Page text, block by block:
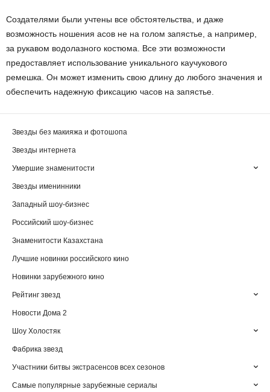
Создателями были учтены все обстоятельства, и даже
возможность ношения асов не на голом запястье, а например,
за рукавом водолазного костюма. Все эти возможности
предоставляет использование уникального каучукового
ремешка. Он может изменить свою длину до любого значения и
обеспечить надежную фиксацию часов на запястье.
Звезды без макияжа и фотошопа
Звезды интернета
Умершие знаменитости
Звезды именинники
Западный шоу-бизнес
Российский шоу-бизнес
Знаменитости Казахстана
Лучшие новинки российского кино
Новинки зарубежного кино
Рейтинг звезд
Новости Дома 2
Шоу Холостяк
Фабрика звезд
Участники битвы экстрасенсов всех сезонов
Самые популярные зарубежные сериалы